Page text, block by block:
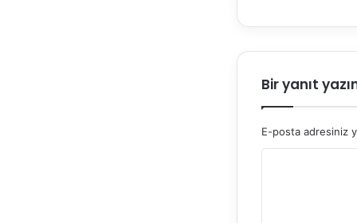
Bir yanıt
E-posta adresiniz